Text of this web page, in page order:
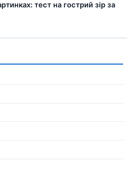
тест на гострий зір за